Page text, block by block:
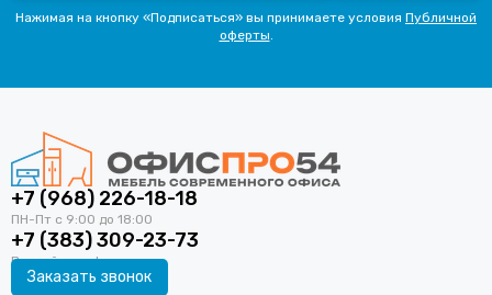
Нажимая на кнопку «Подписаться» вы принимаете условия Публичной
оферты.
+7 (968) 226-18-18
+7 (383) 309-23-73
Заказать звонок